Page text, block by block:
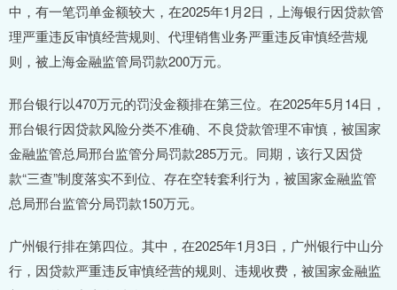
中，有一笔罚单金额较大，在2025年1月2日，上海银行因贷款管
理严重违反审慎经营规则、代理销售业务严重违反审慎经营规
则，被上海金融监管局罚款200万元。
邢台银行以470万元的罚没金额排在第三位。在2025年5月14日，
邢台银行因贷款风险分类不准确、不良贷款管理不审慎，被国家
金融监管总局邢台监管分局罚款285万元。同期，该行又因贷
款“三查”制度落实不到位、存在空转套利行为，被国家金融监管
总局邢台监管分局罚款150万元。
广州银行排在第四位。其中，在2025年1月3日，广州银行中山分
行，因贷款严重违反审慎经营的规则、违规收费，被国家金融监